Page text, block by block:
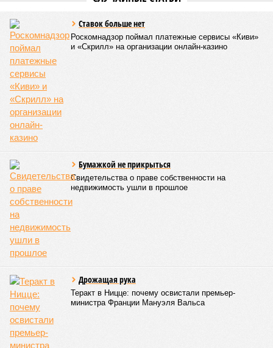
достраиванию объекта распределена. Seven Suns
Development – банкрот, часть его структур признана
несостоятельной ещё в 2024 году, бенефициар компании
находится под следствием по ст. 200.3 УК РФ. Достройку
проблемных объектов группы – «Станции Л», «Сказочного
леса» и «В стремлении к свету», согласно информации на
сайтах Capital Group, осенью 2024 г. взяла на себя. Два из
трёх объектов уже сданы или близки к сдаче. Третий –
«Станция Л», крупнейший по числу пострадавших
дольщиков (3908 квартир в пяти корпусах) – по факту
распространяется ли договорённость 2024 года на
«Станцию Л» в полном объёме или приоритет отдан
объектам мешей сложности и меньшего масштаба?
stantsiya-l/9303640/?ysclid=msemqdok6w326352116
Если да, то на каком основании декларируются конкретные
даты сдачи жилого комплекса (декабрь 2026 – март 2028),
отсутствию техники на площадке, ещё не началась? При
этом на бумаге даты ввода ЖК в строй продолжают
фигурировать
в объявлениях о продаже квартир на
профильных порталах.
Для почти четырёх тысяч будущих собственников квартир